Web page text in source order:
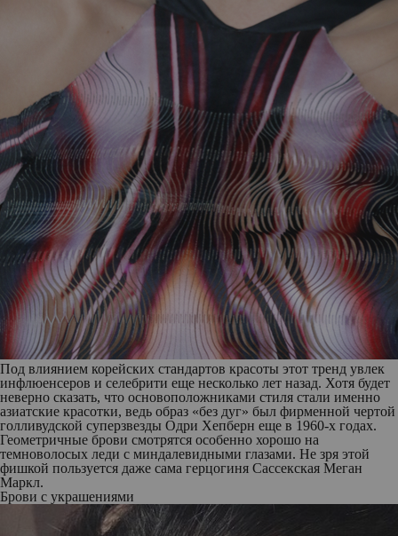
Под влиянием корейских стандартов красоты этот тренд увлек
инфлюенсеров и селебрити еще несколько лет назад. Хотя будет
неверно сказать, что основоположниками стиля стали именно
азиатские красотки, ведь образ «без дуг» был фирменной чертой
голливудской суперзвезды Одри Хепберн еще в 1960-х годах.
Геометричные брови смотрятся особенно хорошо на
темноволосых леди с миндалевидными глазами. Не зря этой
фишкой пользуется даже сама герцогиня Сассекская Меган
Маркл.
Брови с украшениями